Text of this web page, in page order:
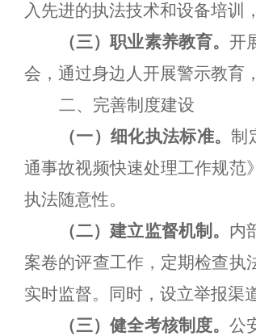
入先进的执法技术和设备培训
（三）职业素养教育。开
会，通过身边人开展警示教育
二、完善制度建设
（一）细化执法标准。制
通事故视频快速处理工作规范
执法随意性。
（二）建立监督机制。 内
案卷的评查工作，定期检查执
实时监督。同时，设立举报渠
（三）健全考核制度。公